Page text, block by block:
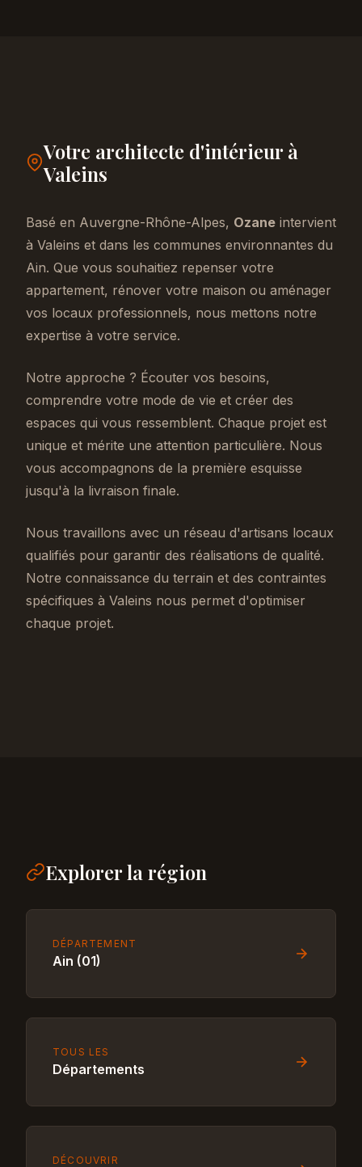
Votre architecte d'intérieur à
Valeins
Basé en Auvergne-Rhône-Alpes, Ozane intervient
à Valeins et dans les communes environnantes du
Ain. Que vous souhaitiez repenser votre
appartement, rénover votre maison ou aménager
vos locaux professionnels, nous mettons notre
expertise à votre service.
Notre approche ? Écouter vos besoins,
comprendre votre mode de vie et créer des
espaces qui vous ressemblent. Chaque projet est
unique et mérite une attention particulière. Nous
vous accompagnons de la première esquisse
jusqu'à la livraison finale.
Nous travaillons avec un réseau d'artisans locaux
qualifiés pour garantir des réalisations de qualité.
Notre connaissance du terrain et des contraintes
spécifiques à Valeins nous permet d'optimiser
chaque projet.
Explorer la région
DÉPARTEMENT
Ain (01)
TOUS LES
Départements
DÉCOUVRIR